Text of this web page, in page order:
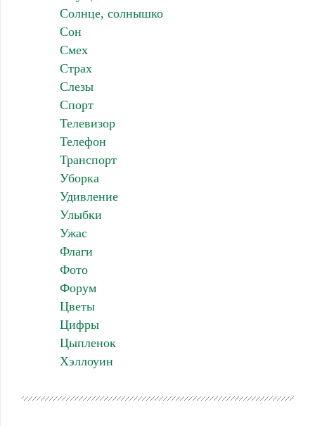
Солнце, солнышко
Сон
Смех
Страх
Слезы
Спорт
Телевизор
Телефон
Транспорт
Уборка
Удивление
Улыбки
Ужас
Флаги
Фото
Форум
Цветы
Цифры
Цыпленок
Хэллоуин